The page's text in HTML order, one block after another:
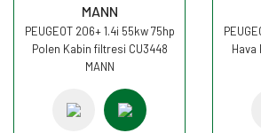
MANN
PEUGEOT 206+ 1.4i 55kw 75hp
Polen Kabin filtresi CU3448
MANN
Hava